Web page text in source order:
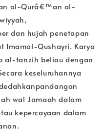
al-Qurâ€™an al-
dan hujah penetapan
Imamal-Qushayri. Karya
al-tanzih beliau dengan
keseluruhannya
wal Jamaah dalam
kepercayaan dalam